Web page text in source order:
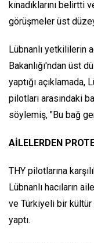
kınadıklarını belirtti
görüşmeler üst
Lübnanlı yetkililerin
Bakanlığı'ndan üst
yaptığı açıklamada,
pilotları arasındaki
söylemiş, "Bu bağ
AİLELERDEN
THY pilotlarına
Lübnanlı hacıların
ve Türkiyeli bir
yaptı.